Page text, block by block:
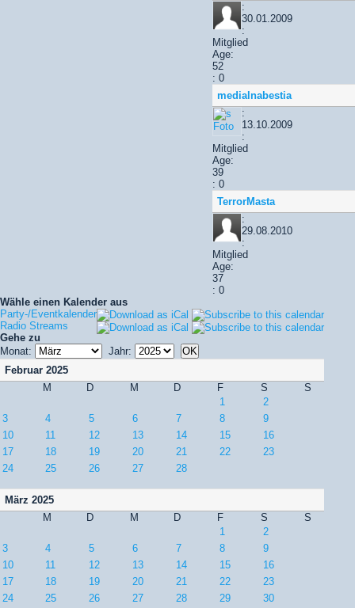
:
30.01.2009
:
Mitglied
Age:
52
: 0
medialnabestia
:
13.10.2009
:
Mitglied
Age:
39
: 0
TerrorMasta
:
29.08.2010
:
Mitglied
Age:
37
: 0
Wähle einen Kalender aus
Party-/Eventkalender
Radio Streams
Gehe zu
Monat:
Jahr:
Februar 2025
M
D M D F S
S
1
2
3
4 5 6 7 8
9
10
11 12 13 14 15
16
17
18 19 20 21 22
23
24
25 26 27 28
März 2025
M
D M D F S
S
1
2
3
4 5 6 7 8
9
10
11 12 13 14 15
16
17
18 19 20 21 22
23
24
25 26 27 28 29 30